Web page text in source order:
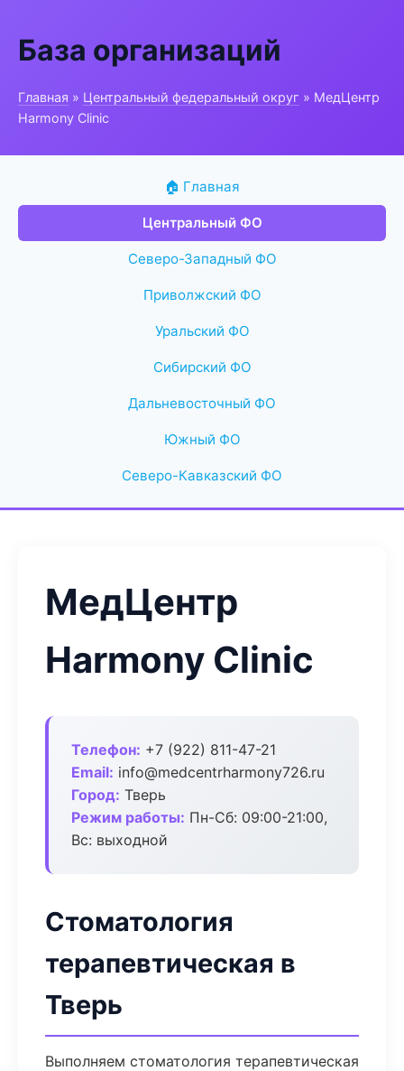
База организаций
Главная » Центральный федеральный округ » МедЦентр
Harmony Clinic
🏠 Главная
Центральный ФО
Северо-Западный ФО
Приволжский ФО
Уральский ФО
Сибирский ФО
Дальневосточный ФО
Южный ФО
Северо-Кавказский ФО
МедЦентр
Harmony Clinic
Телефон: +7 (922) 811-47-21
Email: info@medcentrharmony726.ru
Город: Тверь
Режим работы: Пн-Сб: 09:00-21:00,
Вс: выходной
Стоматология
терапевтическая в
Тверь
Выполняем стоматология терапевтическая